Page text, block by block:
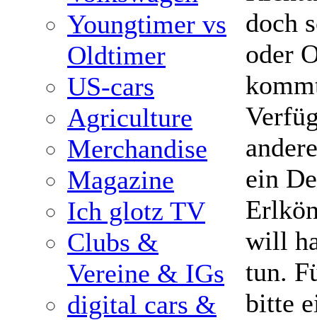
Youngtimer vs
Oldtimer
US-cars
Agriculture
Merchandise
Magazine
Ich glotz TV
Clubs &
Vereine & IGs
digital cars &
doch
oder
ein
will
tun.
bitte